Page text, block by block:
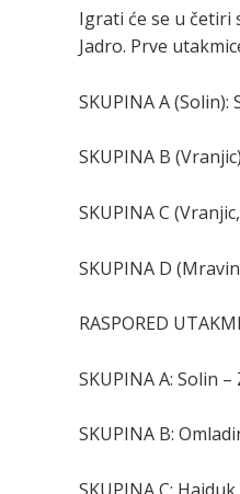
Igrati će se u četiri
Jadro. Prve
SKUPINA A (Solin):
SKUPINA B
SKUPINA C
SKUPINA D
RASPORED
SKUPINA A: Solin –
SKUPINA B: